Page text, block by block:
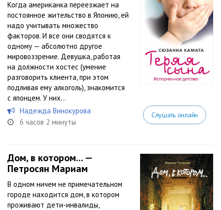
Когда американка переезжает на
постоянное жительство в Японию, ей
надо учитывать множество
факторов. И все они сводятся к
одному — абсолютно другое
мировоззрение. Девушка, работая
на должности хостес (умение
разговорить клиента, при этом
подливая ему алкоголь), знакомится
с японцем. У них...
Надежда Винокурова
6 часов 2 минуты
Слушать онлайн
Дом, в котором... —
Петросян Мариам
В одном ничем не примечательном
городе находится дом, в котором
проживают дети-инвалиды,